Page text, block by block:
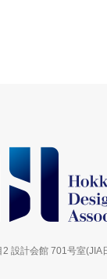
設計会館 701号室(JIA